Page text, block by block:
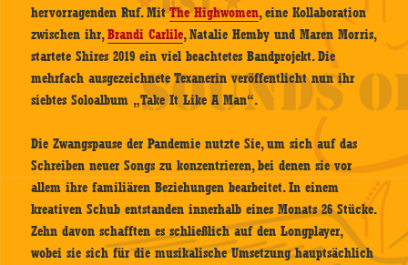
hervorragenden Ruf. MitThe Highwomen, eine Kollaboration
zwischen ihr,Brandi Carlile, Natalie Hemby und Maren Morris,
startete Shires 2019 ein viel beachtetes Bandprojekt. Die
mehrfach ausgezeichnete Texanerin veröffentlicht nun ihr
siebtes Soloalbum „Take It Like A Man“.
Die Zwangspause der Pandemie nutzte Sie, um sich auf das
Schreiben neuer Songs zu konzentrieren, bei denen sie vor
allem ihre familiären Beziehungen bearbeitet. In einem
kreativen Schub entstanden innerhalb eines Monats 26 Stücke.
Zehn davon schafften es schließlich auf den Longplayer,
wobei sie sich für die musikalische Umsetzung hauptsächlich